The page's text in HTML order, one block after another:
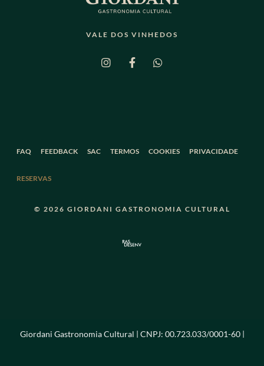
VALE DOS VINHEDOS
FAQ FEEDBACK SAC TERMOS COOKIES PRIVACIDADE
RESERVAS
© 2026 GIORDANI GASTRONOMIA CULTURAL
Giordani Gastronomia Cultural | CNPJ: 00.723.033/0001-60 |